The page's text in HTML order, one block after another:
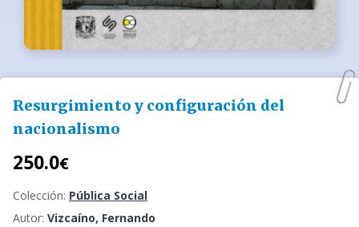
Resurgimiento y configuración del
nacionalismo
250.0€
Colección: Pública Social
Autor: Vizcaíno, Fernando